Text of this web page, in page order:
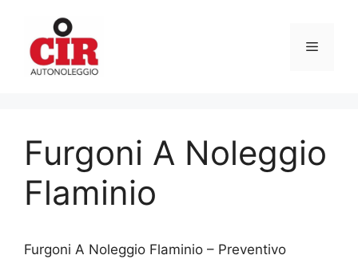
contenuto
Menu
Furgoni A Noleggio
Flaminio
Furgoni A Noleggio Flaminio – Preventivo